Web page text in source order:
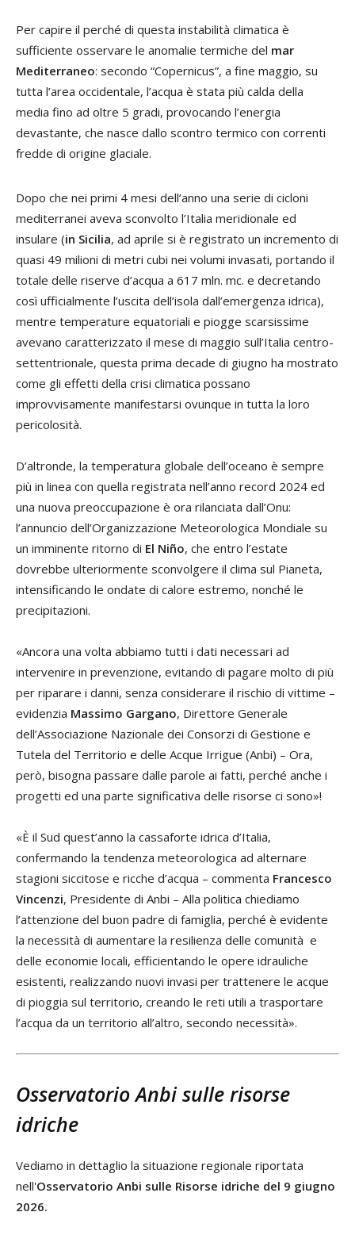
Per capire il perché di questa instabilità climatica è
sufficiente osservare le anomalie termiche del mar
Mediterraneo: secondo “Copernicus”, a fine maggio, su
tutta l’area occidentale, l’acqua è stata più calda della
media fino ad oltre 5 gradi, provocando l’energia
devastante, che nasce dallo scontro termico con correnti
fredde di origine glaciale.
Dopo che nei primi 4 mesi dell’anno una serie di cicloni
mediterranei aveva sconvolto l’Italia meridionale ed
insulare (in Sicilia, ad aprile si è registrato un incremento di
quasi 49 milioni di metri cubi nei volumi invasati, portando il
totale delle riserve d’acqua a 617 mln. mc. e decretando
così ufficialmente l’uscita dell’isola dall’emergenza idrica),
mentre temperature equatoriali e piogge scarsissime
avevano caratterizzato il mese di maggio sull’Italia centro-
settentrionale, questa prima decade di giugno ha mostrato
come gli effetti della crisi climatica possano
improvvisamente manifestarsi ovunque in tutta la loro
pericolosità.
D’altronde, la temperatura globale dell’oceano è sempre
più in linea con quella registrata nell’anno record 2024 ed
una nuova preoccupazione è ora rilanciata dall’Onu:
l’annuncio dell’Organizzazione Meteorologica Mondiale su
un imminente ritorno di El Niño, che entro l’estate
dovrebbe ulteriormente sconvolgere il clima sul Pianeta,
intensificando le ondate di calore estremo, nonché le
precipitazioni.
«Ancora una volta abbiamo tutti i dati necessari ad
intervenire in prevenzione, evitando di pagare molto di più
per riparare i danni, senza considerare il rischio di vittime –
evidenzia Massimo Gargano, Direttore Generale
dell’Associazione Nazionale dei Consorzi di Gestione e
Tutela del Territorio e delle Acque Irrigue (Anbi) – Ora,
però, bisogna passare dalle parole ai fatti, perché anche i
progetti ed una parte significativa delle risorse ci sono»!
«È il Sud quest’anno la cassaforte idrica d’Italia,
confermando la tendenza meteorologica ad alternare
stagioni siccitose e ricche d’acqua – commenta Francesco
Vincenzi, Presidente di Anbi – Alla politica chiediamo
l’attenzione del buon padre di famiglia, perché è evidente
la necessità di aumentare la resilienza delle comunità e
delle economie locali, efficientando le opere idrauliche
esistenti, realizzando nuovi invasi per trattenere le acque
di pioggia sul territorio, creando le reti utili a trasportare
l’acqua da un territorio all’altro, secondo necessità».
Osservatorio Anbi sulle risorse
idriche
Vediamo in dettaglio la situazione regionale riportata
nell'Osservatorio Anbi sulle Risorse idriche del 9 giugno
2026.